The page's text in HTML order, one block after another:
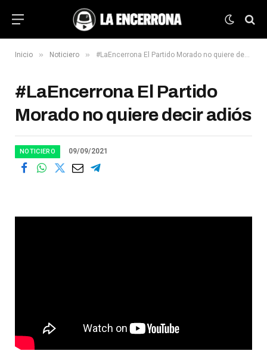
Inicio » Noticiero » #LaEncerrona El Partido Morado no quiere decir adiós
#LaEncerrona El Partido
Morado no quiere decir adiós
NOTICIERO 09/09/2021